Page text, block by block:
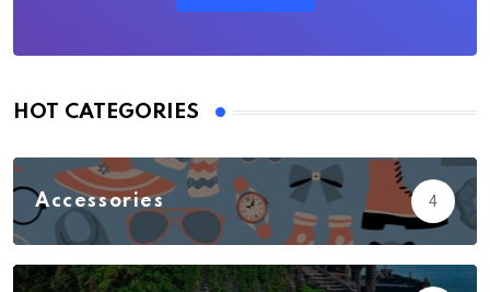
HOT CATEGORIES
Accessories 4